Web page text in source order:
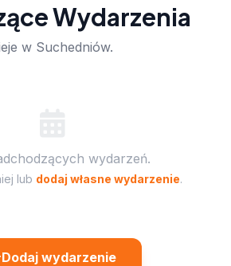
Wydarzenia
w Suchedniów.
wydarzeń.
lub dodaj własne wydarzenie.
Dodaj wydarzenie